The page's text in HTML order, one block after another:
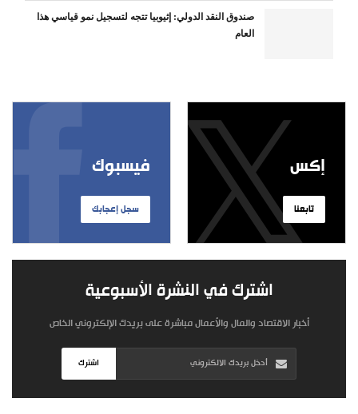
صندوق النقد الدولي: إثيوبيا تتجه لتسجيل نمو قياسي هذا
العام
فيسبوك
سجل إعجابك
إكس
تابعنا
اشترك في النشرة الأسبوعية
أخبار الاقتصاد والمال والأعمال مباشرة على بريدك الإلكتروني الخاص
اشترك